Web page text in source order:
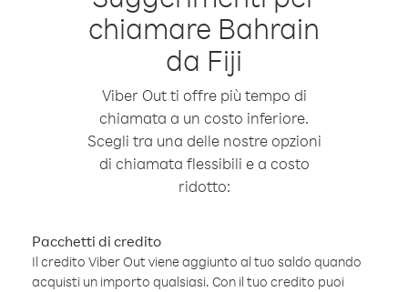
chiamare Bahrain
da Fiji
Viber Out ti offre più tempo di
chiamata a un costo inferiore.
Scegli tra una delle nostre opzioni
di chiamata flessibili e a costo
ridotto:
Pacchetti di credito
Il credito Viber Out viene aggiunto al tuo saldo quando
acquisti un importo qualsiasi. Con il tuo credito puoi